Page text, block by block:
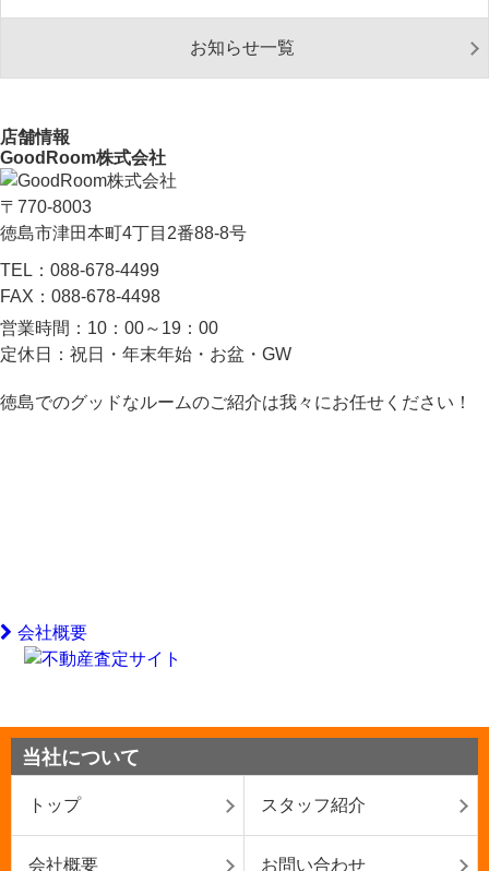
お知らせ一覧
店舗情報
GoodRoom株式会社
〒770-8003
徳島市津田本町4丁目2番88-8号
TEL： 088-678-4499
FAX： 088-678-4498
営業時間： 10：00～19：00
定休日： 祝日・年末年始・お盆・GW
徳島でのグッドなルームのご紹介は我々にお任せください！
会社概要
当社について
トップ スタッフ紹介
会社概要 お問い合わせ